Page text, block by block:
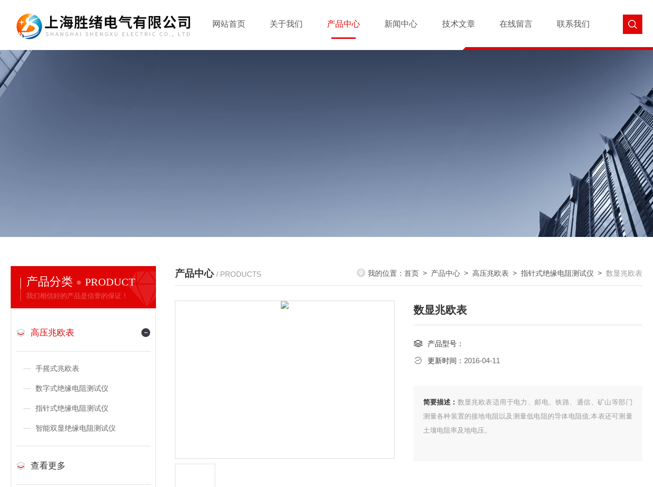
网站首页 关于我们 产品中心 新闻中心 技术文章 在线留言 联系我们
产品分类 PRODUCT
我们相信好的产品是信誉的保证！
高压兆欧表
手摇式兆欧表
数字式绝缘电阻测试仪
指针式绝缘电阻测试仪
智能双显绝缘电阻测试仪
查看更多
产品中心 / PRODUCTS 我的位置： 首页 > 产品中心 > 高压兆欧表 > 指针式绝缘电阻测试仪 > 数显兆欧表
数显兆欧表
产品型号：
更新时间： 2016-04-11
简要描述： 数显兆欧表适用于电力、邮电、铁路、通信、矿山等部门
测量各种装置的接地电阻以及测量低电阻的导体电阻值;本表还可测量
土壤电阻率及地电压。